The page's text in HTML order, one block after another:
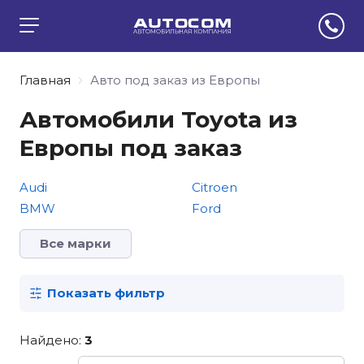
Главная Авто под заказ из Европы
Автомобили Toyota из
Европы под заказ
Audi
BMW
Citroen
Ford
Все марки
Показать фильтр
Найдено: 3